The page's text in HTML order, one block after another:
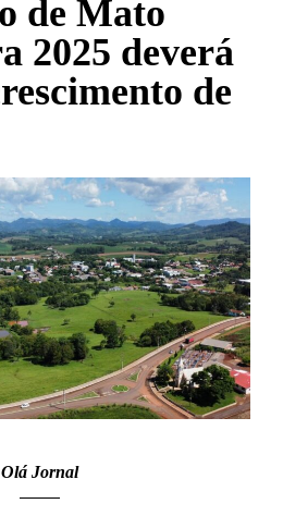
de Mato
2025 deverá
de
Olá Jornal